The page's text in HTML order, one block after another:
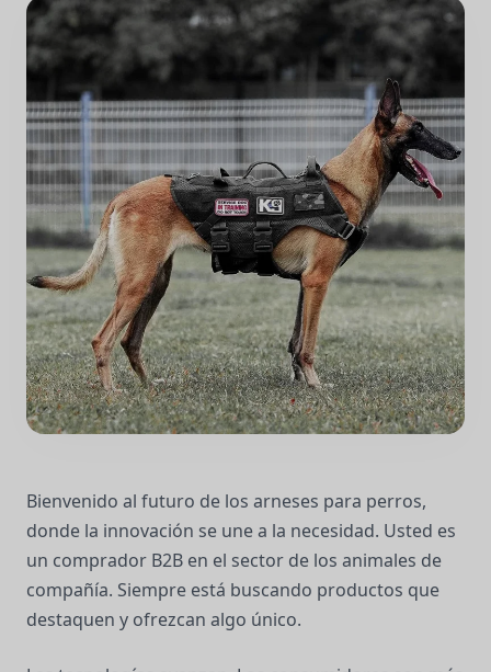
Bienvenido al futuro de los arneses para perros,
donde la innovación se une a la necesidad. Usted es
un comprador B2B en el sector de los animales de
compañía. Siempre está buscando productos que
destaquen y ofrezcan algo único.